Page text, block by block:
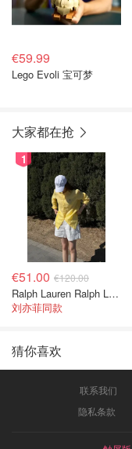
€59.99
Lego Evoli 宝可梦
大家都在抢
1
€51.00 €120.00
Ralph Lauren Ralph Lauren 男童亚麻衬衫
刘亦菲同款
猜你喜欢
联系我们
隐私条款